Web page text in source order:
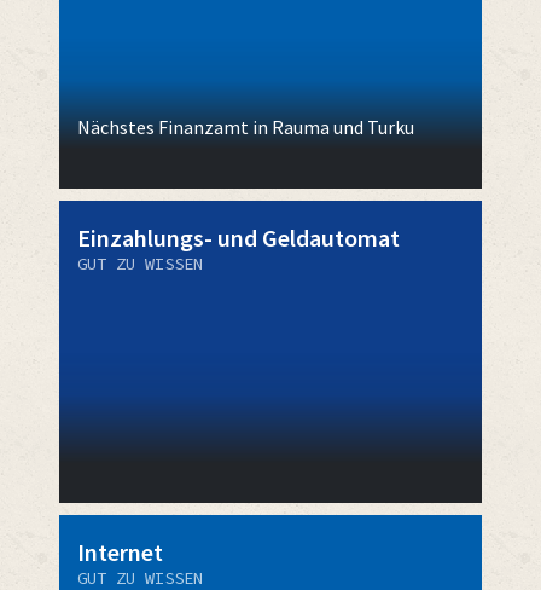
Nächstes Finanzamt in Rauma und Turku
Einzahlungs- und Geldautomat
GUT ZU WISSEN
Internet
GUT ZU WISSEN